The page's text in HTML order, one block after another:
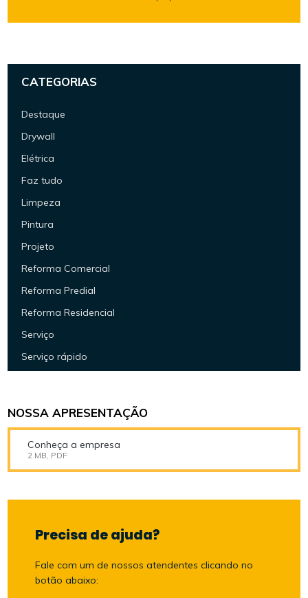
CATEGORIAS
Destaque
Drywall
Elétrica
Faz tudo
Limpeza
Pintura
Projeto
Reforma Comercial
Reforma Predial
Reforma Residencial
Serviço
Serviço rápido
NOSSA APRESENTAÇÃO
Conheça a empresa
2 MB, PDF
Precisa de ajuda?
Fale com um de nossos atendentes clicando no
botão abaixo: